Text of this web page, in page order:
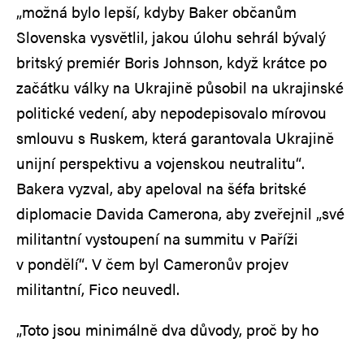
„možná bylo lepší, kdyby Baker občanům
Slovenska vysvětlil, jakou úlohu sehrál bývalý
britský premiér Boris Johnson, když krátce po
začátku války na Ukrajině působil na ukrajinské
politické vedení, aby nepodepisovalo mírovou
smlouvu s Ruskem, která garantovala Ukrajině
unijní perspektivu a vojenskou neutralitu“.
Bakera vyzval, aby apeloval na šéfa britské
diplomacie Davida Camerona, aby zveřejnil „své
militantní vystoupení na summitu v Paříži
v pondělí“. V čem byl Cameronův projev
militantní, Fico neuvedl.
„Toto jsou minimálně dva důvody, proč by ho